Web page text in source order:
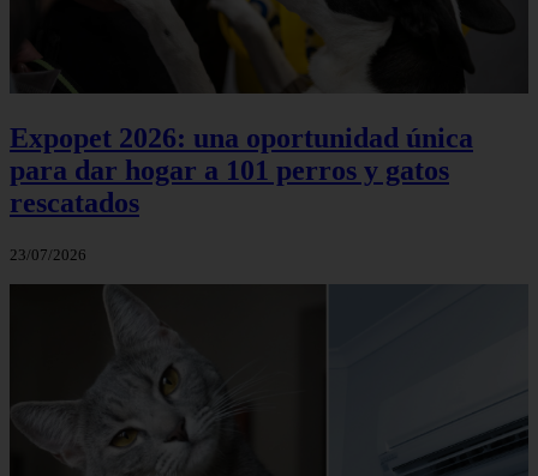
Expopet 2026: una oportunidad única
para dar hogar a 101 perros y gatos
rescatados
23/07/2026